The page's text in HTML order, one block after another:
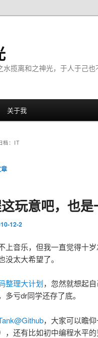
水揽离和之神光，于人于己也
内容区域
内容区域
关于我
： IT
玩意吧，也
12-2
上音乐，但我一直觉得十
没太大希望了。
整理大计划，忽然就想起
多亏dr同学还存了底。
，大家可以瞻
还有比如初中编程水平的